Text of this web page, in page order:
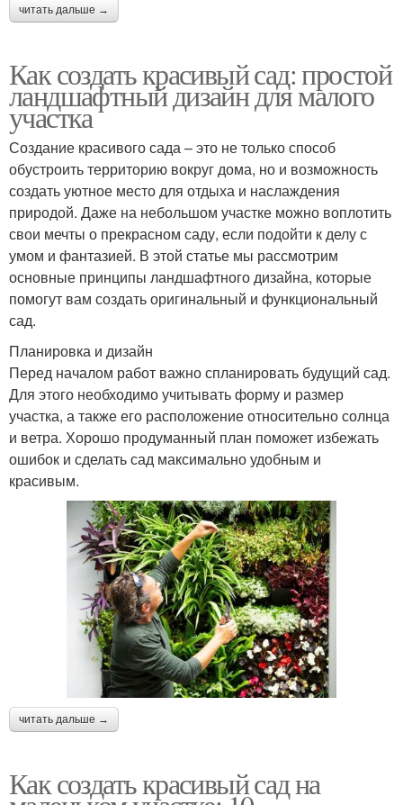
читать дальше →
Как создать красивый сад: простой
ландшафтный дизайн для малого
участка
Создание красивого сада – это не только способ
обустроить территорию вокруг дома, но и возможность
создать уютное место для отдыха и наслаждения
природой. Даже на небольшом участке можно воплотить
свои мечты о прекрасном саду, если подойти к делу с
умом и фантазией. В этой статье мы рассмотрим
основные принципы ландшафтного дизайна, которые
помогут вам создать оригинальный и функциональный
сад.
Планировка и дизайн
Перед началом работ важно спланировать будущий сад.
Для этого необходимо учитывать форму и размер
участка, а также его расположение относительно солнца
и ветра. Хорошо продуманный план поможет избежать
ошибок и сделать сад максимально удобным и
красивым.
читать дальше →
Как создать красивый сад на